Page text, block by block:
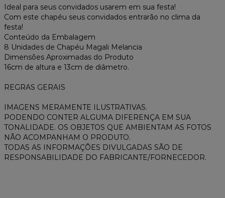
Ideal para seus convidados usarem em sua festa!
Com este chapéu seus convidados entrarão no clima da
festa!
Conteúdo da Embalagem
8 Unidades de Chapéu Magali Melancia
Dimensões Aproximadas do Produto
16cm de altura e 13cm de diâmetro.
REGRAS GERAIS
IMAGENS MERAMENTE ILUSTRATIVAS.
PODENDO CONTER ALGUMA DIFERENÇA EM SUA
TONALIDADE. OS OBJETOS QUE AMBIENTAM AS FOTOS
NÃO ACOMPANHAM O PRODUTO.
TODAS AS INFORMAÇÕES DIVULGADAS SÃO DE
RESPONSABILIDADE DO FABRICANTE/FORNECEDOR.